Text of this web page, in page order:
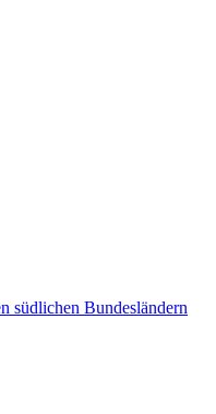
südlichen Bundesländern